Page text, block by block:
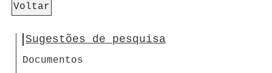
Voltar
Sugestões de pesquisa
Documentos